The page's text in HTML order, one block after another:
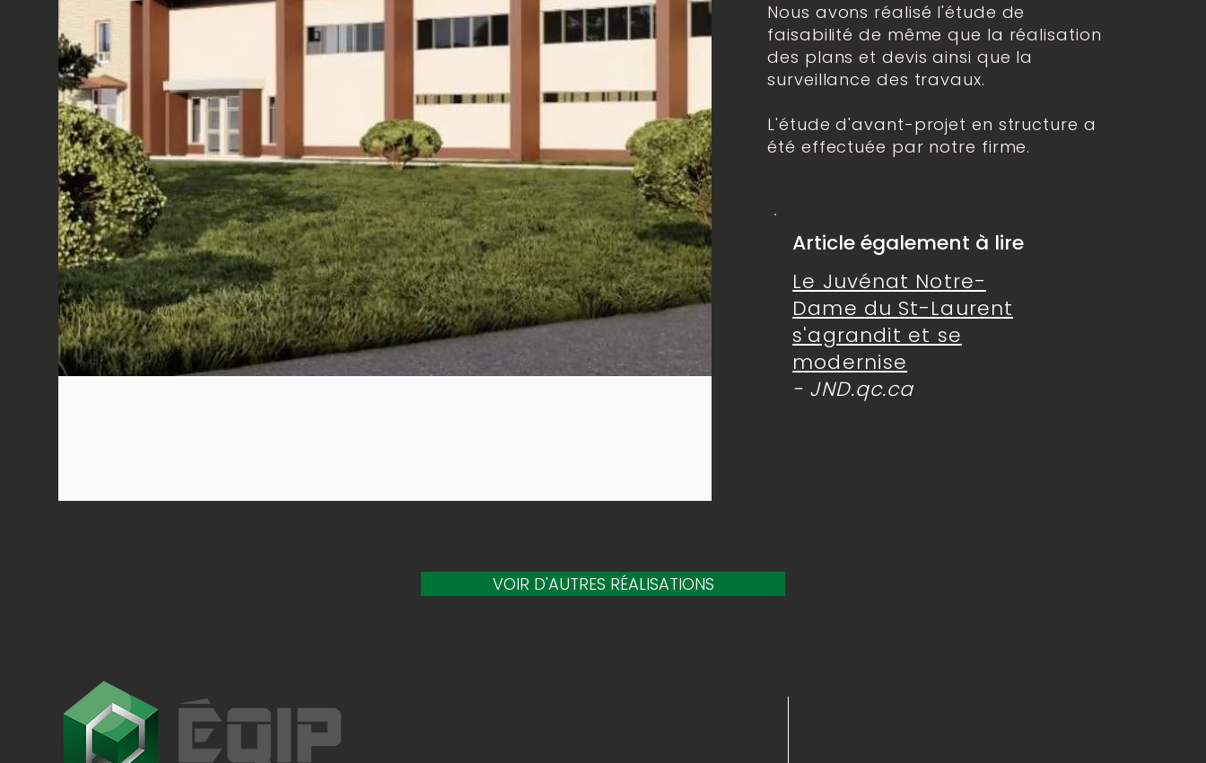
Nous avons réalisé l'étude de
faisabilité de même que la réalisation
des plans et devis ainsi que la
surveillance des travaux.
L'étude d'avant-projet en structure a
été effectuée par notre firme.
Article également à lire
Le Juvénat Notre-
Dame du St-Laurent
s'agrandit et se
modernise
- JND.qc.ca
VOIR D'AUTRES RÉALISATIONS